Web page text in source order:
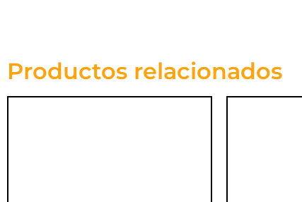
Productos relacionados